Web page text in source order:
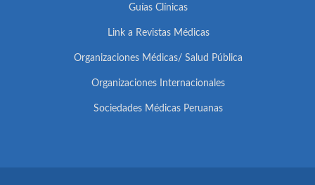
Guías Clínicas
Link a Revistas Médicas
Organizaciones Médicas/ Salud Pública
Organizaciones Internacionales
Sociedades Médicas Peruanas